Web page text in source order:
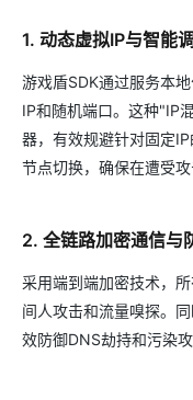
1. 动态虚拟IP与智能
游戏盾SDK通过服务本
IP和随机端口。这种"IP
器，有效规避针对固定
节点切换，确保在遭受攻
2. 全链路加密通信与
采用端到端加密技术，
间人攻击和流量嗅探。
效防御DNS劫持和污染